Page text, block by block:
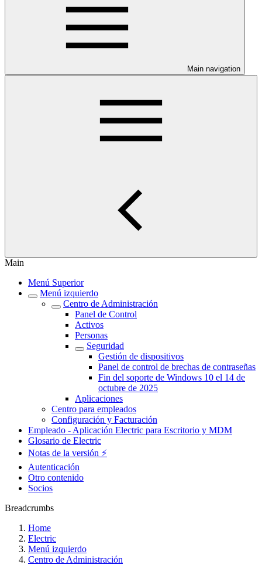
Main navigation
Main
Menú Superior
Menú izquierdo
Centro de Administración
Panel de Control
Activos
Personas
Seguridad
Gestión de dispositivos
Panel de control de brechas de contraseñas
Fin del soporte de Windows 10 el 14 de
octubre de 2025
Aplicaciones
Centro para empleados
Configuración y Facturación
Empleado - Aplicación Electric para Escritorio y MDM
Glosario de Electric
Notas de la versión ⚡️
Autenticación
Otro contenido
Socios
Breadcrumbs
Home
Electric
Menú izquierdo
Centro de Administración